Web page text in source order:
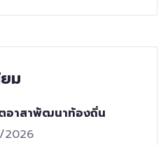
ม
อาสาพัฒนาท้องถิ่น
2026